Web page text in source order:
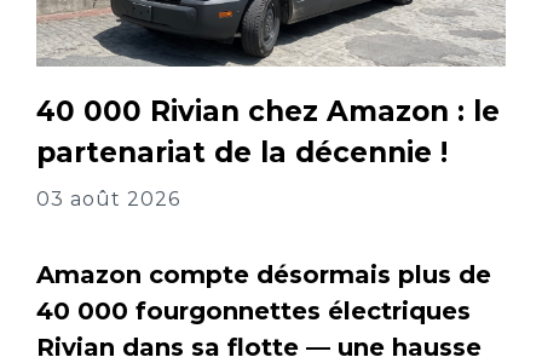
40 000 Rivian chez Amazon : le
partenariat de la décennie !
03 août 2026
Amazon compte désormais plus de
40 000 fourgonnettes électriques
Rivian dans sa flotte — une hausse